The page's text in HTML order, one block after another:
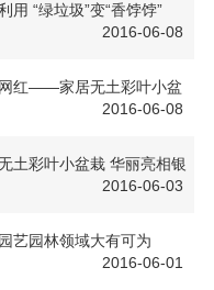
用 “绿垃圾”变“香饽饽”
2016-06-08
网红——家居无土彩叶小盆
2016-06-08
土彩叶小盆栽 华丽亮相银
2016-06-03
艺园林领域大有可为
2016-06-01